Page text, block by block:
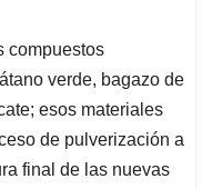
compuestos
verde, bagazo de
esos materiales
de pulverización a
final de las nuevas